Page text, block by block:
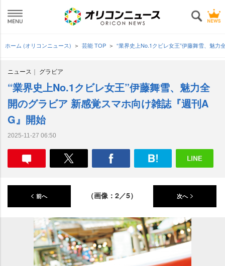
ホーム (オリコンニュース) 芸能 TOP “業界史上No.1クビレ女王”伊藤舞雪、魅
ニュース グラビア
“業界史上No.1クビレ女王”伊藤舞雪、魅力全
開のグラビア 新感覚スマホ向け雑誌『週刊A
G』開始
2025-11-27 06:50
前へ （画像：2／5） 次へ